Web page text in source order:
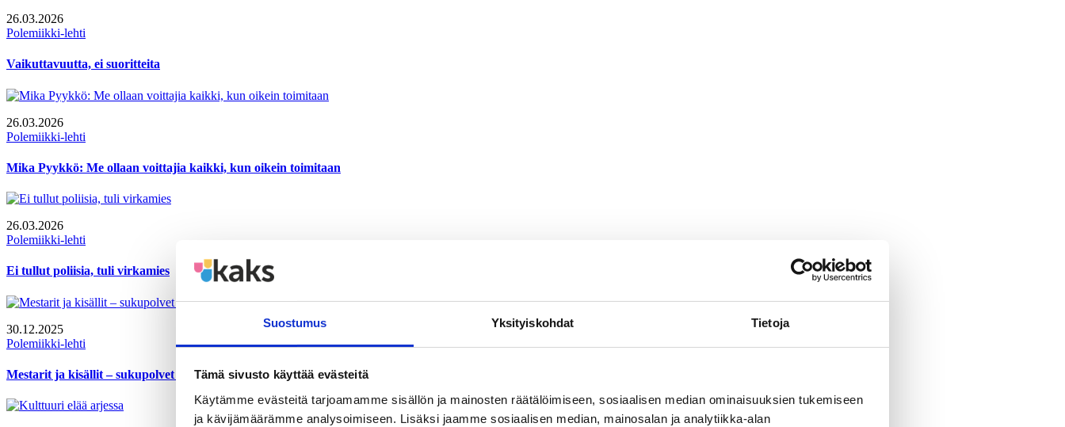
Suostumus Yksityiskohdat Tietoja
Tämä sivusto käyttää evästeitä
Käytämme evästeitä tarjoamamme sisällön ja mainosten räätälöimiseen, sosiaalisen median ominaisuuksien tukemiseen
ja kävijämäärämme analysoimiseen. Lisäksi jaamme sosiaalisen median, mainosalan ja analytiikka-alan
26.03.2026
Polemiikki-lehti
Vaikuttavuutta, ei suoritteita
26.03.2026
Polemiikki-lehti
Mika Pyykkö: Me ollaan voittajia kaikki, kun oikein toimitaan
26.03.2026
Polemiikki-lehti
Ei tullut poliisia, tuli virkamies
30.12.2025
Polemiikki-lehti
Mestarit ja kisällit – sukupolvet kohtaavat ja kulttuuriperintö elää